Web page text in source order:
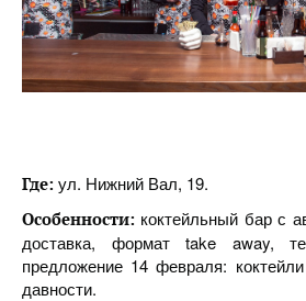
Где: ул. Нижний Вал, 19.
Особенности: коктейльный бар с
доставка, формат take away,
предложение 14 февраля:
давности.